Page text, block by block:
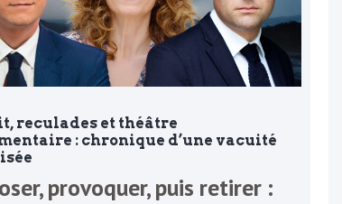
reculades et théâtre
: chronique d’une vacuité
provoquer, puis retirer :